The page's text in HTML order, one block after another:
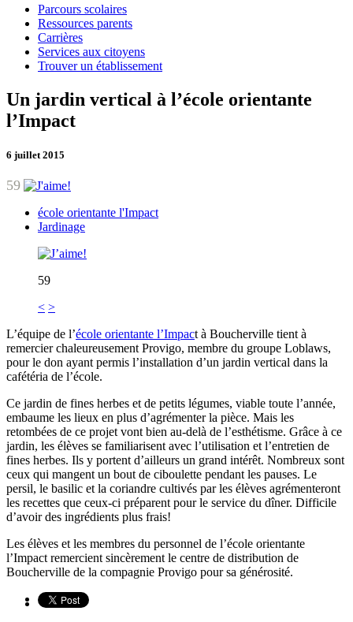
Parcours scolaires
Ressources parents
Carrières
Services aux citoyens
Trouver un établissement
Un jardin vertical à l’école orientante
l’Impact
6 juillet 2015
59
école orientante l'Impact
Jardinage
59
< >
L’équipe de l’école orientante l’Impact à Boucherville tient à
remercier chaleureusement Provigo, membre du groupe Loblaws,
pour le don ayant permis l’installation d’un jardin vertical dans la
cafétéria de l’école.
Ce jardin de fines herbes et de petits légumes, viable toute l’année,
embaume les lieux en plus d’agrémenter la pièce. Mais les
retombées de ce projet vont bien au-delà de l’esthétisme. Grâce à ce
jardin, les élèves se familiarisent avec l’utilisation et l’entretien de
fines herbes. Ils y portent d’ailleurs un grand intérêt. Nombreux sont
ceux qui mangent un bout de ciboulette pendant les pauses. Le
persil, le basilic et la coriandre cultivés par les élèves agrémenteront
les recettes que ceux-ci préparent pour le service du dîner. Difficile
d’avoir des ingrédients plus frais!
Les élèves et les membres du personnel de l’école orientante
l’Impact remercient sincèrement le centre de distribution de
Boucherville de la compagnie Provigo pour sa générosité.